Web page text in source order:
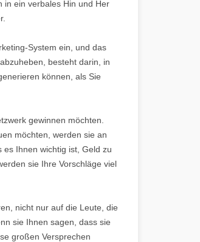
in ein verbales Hin und Her
System ein, und das
besteht darin, in
können, als Sie
gewinnen möchten.
möchten, werden sie an
Ihnen wichtig ist, Geld zu
sie Ihre Vorschläge viel
nicht nur auf die Leute, die
sie Ihnen sagen, dass sie
großen Versprechen